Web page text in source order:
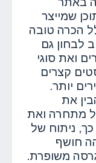
שמייצר
הכרה טובה
לבחון גם
ואת סוגי
קצרים
יותר.
את
מתחרה ואת
ניתוח של
חושף
משופרת.